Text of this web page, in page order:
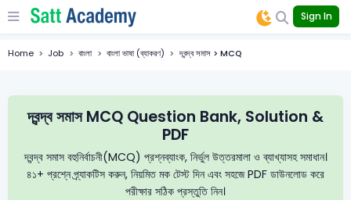
Sign In
Home Job বাংলা বাংলা ভাষা (ব্যাকরণ) দ্বন্দ্ব সমাস > MCQ
দ্বন্দ্ব সমাস MCQ Question Bank, Solution &
PDF
দ্বন্দ্ব সমাস বহুনির্বাচনী(MCQ) প্রশ্নব্যাংক, নির্ভুল উত্তরমালা ও ব্যাখ্যাসহ সমাধান।
৪১+ প্রশ্নে প্র্যাকটিস করুন, নিয়মিত মক টেস্ট দিন এবং সহজে PDF ডাউনলোড করে
পরীক্ষার সঠিক প্রস্তুতি নিন।